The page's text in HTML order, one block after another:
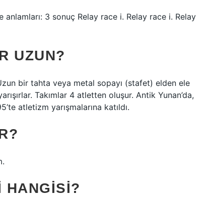
3 sonuç Relay race i. Relay race i. Relay
UZUN?
bir tahta veya metal sopayı (stafet) elden ele
Takımlar 4 atletten oluşur. Antik Yunan’da,
atletizm yarışmalarına katıldı.
HANGISI?